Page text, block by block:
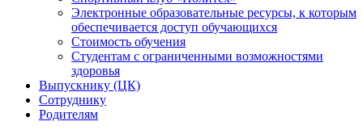
Электронные образовательные ресурсы, к которым
обеспечивается доступ обучающихся
Стоимость обучения
Студентам с ограниченными возможностями
здоровья
Выпускнику (ЦК)
Сотруднику
Родителям